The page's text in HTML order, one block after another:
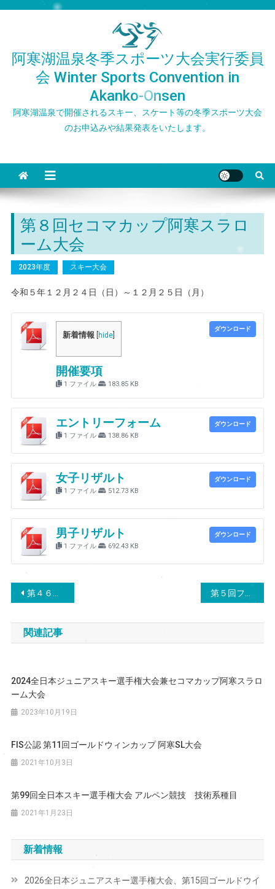
阿寒湖温泉冬季スポーツ大会実行委員
会 Winter Sports Convention in
Akanko-Onsen
阿寒湖温泉で開催されるスキー、スケート等の冬季スポーツ大会
のお申込みや結果発表をいたします。
第８回セコマカップ阿寒スラロ
ーム大会
2023年度 スキー大会
令和５年１２月２４日（日）～１２月２５日（月）
新着情報 hide
開催要項
1 ファイル 183.85 KB
ダウンロード
エントリーフォーム
1 ファイル 138.86 KB
ダウンロード
女子リザルト
1 ファイル 512.73 KB
ダウンロード
男子リザルト
1 ファイル 692.43 KB
ダウンロード
投
稿
ナ
ゲ
ー
シ
ョ
ン
第４６回北海道スポーツ少年団スピードスケート競技大会 第５回フィッシャーカップ阿寒スラローム大会
関連記事
2024全日本ジュニアスキー選手権大会兼セコマカップ阿寒スラロ
ーム大会
2023年10月19日
FIS公認 第11回ゴールドウィンカップ 阿寒SL大会
2021年10月3日
第99回全日本スキー選手権大会 アルペン競技 技術系種目
2021年1月23日
新着情報
2026全日本ジュニアスキー選手権大会、第15回ゴールドウイ